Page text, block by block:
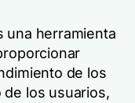
una herramienta
de los
los usuarios,